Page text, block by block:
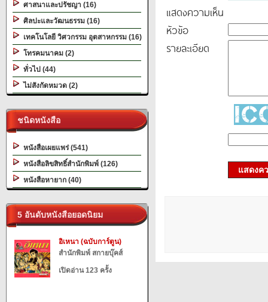
ศาสนาและปรัชญา (16)
ศิลปะและวัฒนธรรม (16)
เทคโนโลยี วิศวกรรม อุตสาหกรรม (16)
โทรคมนาคม (2)
ทั่วไป (44)
ไม่สังกัดหมวด (2)
ชนิดหนังสือ
หนังสือเผยแพร่ (541)
หนังสือลิขสิทธิ์สำนักพิมพ์ (126)
หนังสือหายาก (40)
5 อันดับหนังสือยอดนิยม
อิเหนา (ฉบับการ์ตูน)
สำนักพิมพ์ สกายบุ๊คส์
เปิดอ่าน 123 ครั้ง
แสดงความเห็น
หัวข้อ
รายละเอียด
แสดงค